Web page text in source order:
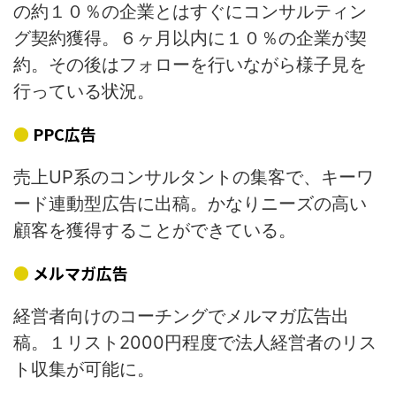
の約１０％の企業とはすぐにコンサルティン
グ契約獲得。６ヶ月以内に１０％の企業が契
約。その後はフォローを行いながら様子見を
行っている状況。
PPC広告
売上UP系のコンサルタントの集客で、キーワ
ード連動型広告に出稿。かなりニーズの高い
顧客を獲得することができている。
メルマガ広告
経営者向けのコーチングでメルマガ広告出
稿。１リスト2000円程度で法人経営者のリス
ト収集が可能に。